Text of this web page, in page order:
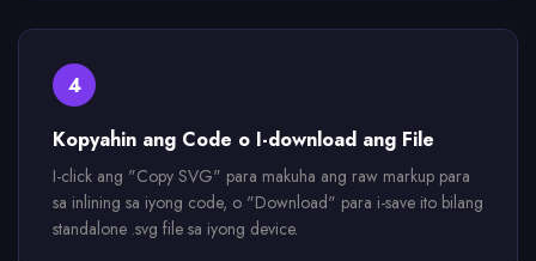
4
Kopyahin ang Code o I-download ang File
I-click ang "Copy SVG" para makuha ang raw markup para
sa inlining sa iyong code, o "Download" para i-save ito bilang
standalone .svg file sa iyong device.